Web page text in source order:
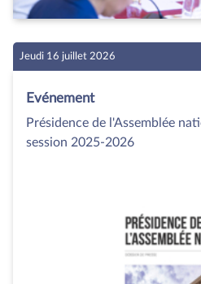
Jeudi 16 juillet 2026
Evénement
Présidence de l'Assemblée
session 2025-2026